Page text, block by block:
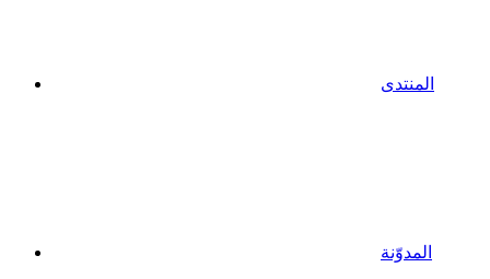
المنتدى
المدوّنة